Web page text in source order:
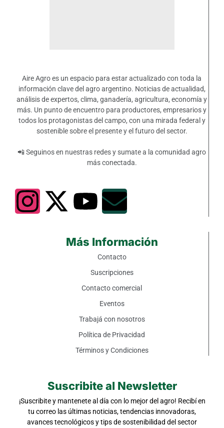
Aire Agro es un espacio para estar actualizado con toda la
información clave del agro argentino. Noticias de actualidad,
análisis de expertos, clima, ganadería, agricultura, economía y
más. Un punto de encuentro para productores, empresarios y
todos los protagonistas del campo, con una mirada federal y
sostenible sobre el presente y el futuro del sector.
📲 Seguinos en nuestras redes y sumate a la comunidad agro
más conectada.
Más Información
Contacto
Suscripciones
Contacto comercial
Eventos
Trabajá con nosotros
Política de Privacidad
Términos y Condiciones
Suscribite al Newsletter
¡Suscribite y mantenete al día con lo mejor del agro! Recibí en
tu correo las últimas noticias, tendencias innovadoras,
avances tecnológicos y tips de sostenibilidad del sector